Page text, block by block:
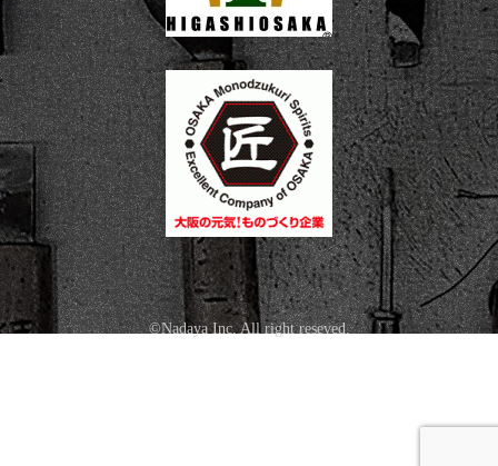
©Nadaya Inc. All right reseved.